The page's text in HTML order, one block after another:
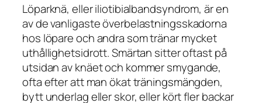
Löparknä, eller iliotibialbandsyndrom, är en
av de vanligaste överbelastningsskadorna
hos löpare och andra som tränar mycket
uthållighetsidrott. Smärtan sitter oftast på
utsidan av knäet och kommer smygande,
ofta efter att man ökat träningsmängden,
bytt underlag eller skor, eller kört fler backar